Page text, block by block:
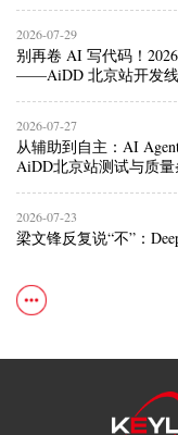
2026-07-29
别再卷 AI 写代码！
——AiDD 北京站开发
2026-07-27
从辅助到自主：AI
AiDD北京站测试与质
2026-07-23
梁文锋反复说“不”：